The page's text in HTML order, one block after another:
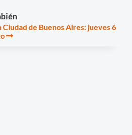
Ciudad de Buenos Aires: jueves 6